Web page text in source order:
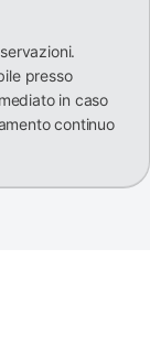
presso
in caso
continuo